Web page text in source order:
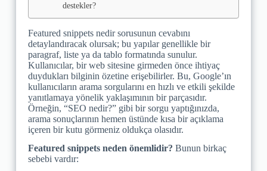
destekler?
Featured snippets nedir sorusunun cevabını
detaylandıracak olursak; bu yapılar genellikle bir
paragraf, liste ya da tablo formatında sunulur.
Kullanıcılar, bir web sitesine girmeden önce ihtiyaç
duydukları bilginin özetine erişebilirler. Bu, Google’ın
kullanıcıların arama sorgularını en hızlı ve etkili şekilde
yanıtlamaya yönelik yaklaşımının bir parçasıdır.
Örneğin, “SEO nedir?” gibi bir sorgu yaptığınızda,
arama sonuçlarının hemen üstünde kısa bir açıklama
içeren bir kutu görmeniz oldukça olasıdır.
Featured snippets neden önemlidir? Bunun birkaç
sebebi vardır: